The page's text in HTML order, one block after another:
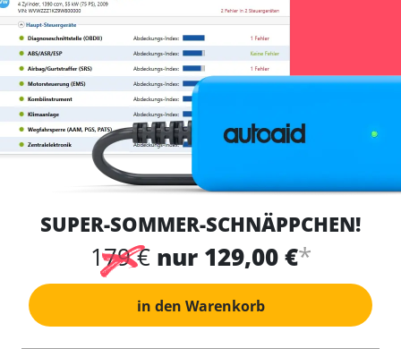
SUPER-SOMMER-SCHNÄPPCHEN!
179 € nur 129,00 €*
in den Warenkorb